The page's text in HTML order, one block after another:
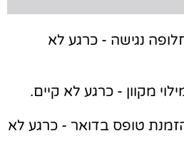
נגישה - כרגע לא
מקוון - כרגע לא קיים.
טופס בדואר - כרגע לא